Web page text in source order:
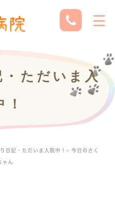
・ただいま入
！
日記・ただいま入院中！ 今日のさく
ゃん